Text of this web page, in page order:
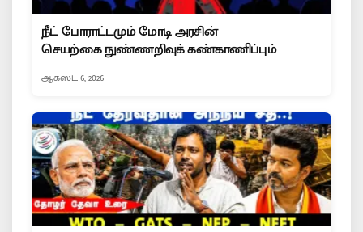
நீட் போராட்டமும் மோடி அரசின்
செயற்கை நுண்ணறிவுக் கண்காணிப்பும்
ஆகஸ்ட் 6, 2026